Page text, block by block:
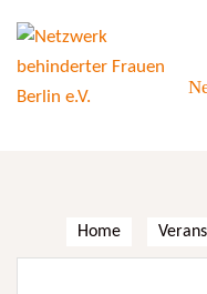
content
Home